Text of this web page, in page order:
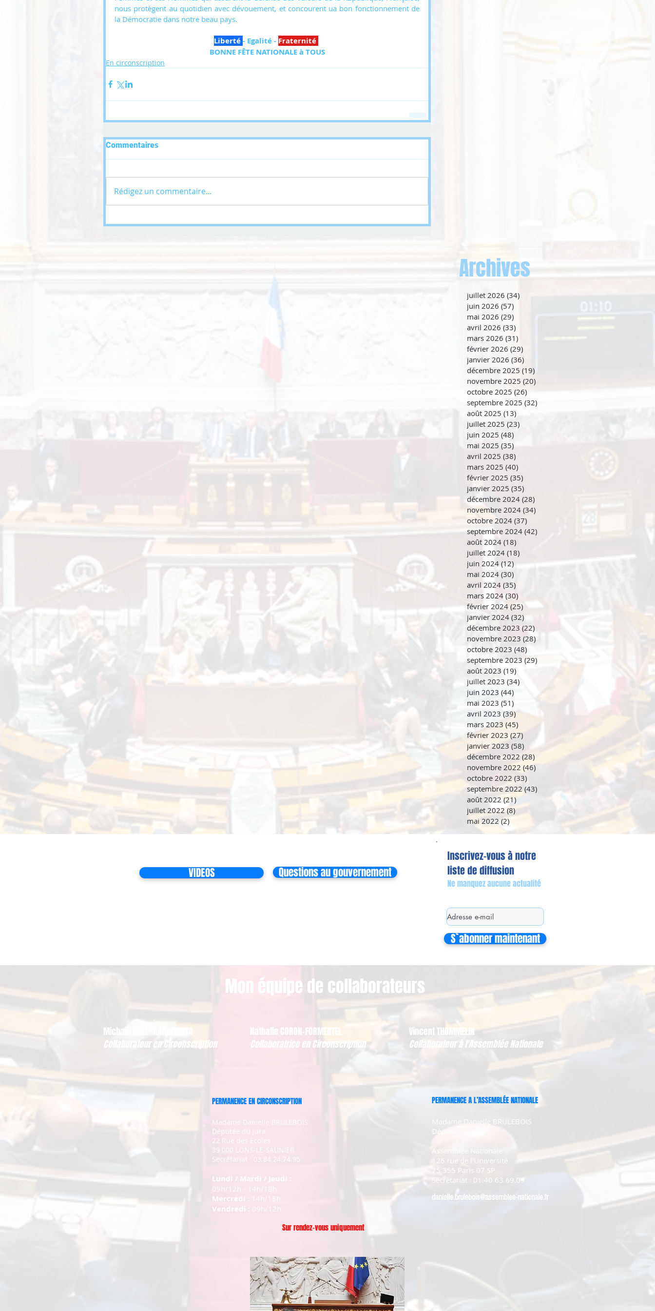
nous protègent au quotidien avec dévouement, et concourent ua bon fonctionnement de
la Démocratie dans notre beau pays.
Liberté - Egalité - Fraternité
BONNE FÊTE NATIONALE à TOUS
En circonscription
Commentaires
Rédigez un commentaire...
Archives
juillet 2026 (34)
juin 2026 (57)
mai 2026 (29)
avril 2026 (33)
mars 2026 (31) 31 posts
février 2026 (29)
janvier 2026 (36)
décembre 2025 (19)
novembre 2025 (20)
octobre 2025 (26)
septembre 2025 (32)
août 2025 (13)
juillet 2025 (23)
juin 2025 (48)
mai 2025 (35)
avril 2025 (38)
mars 2025 (40)
février 2025 (35)
janvier 2025 (35)
décembre 2024 (28)
novembre 2024 (34)
octobre 2024 (37)
septembre 2024 (42)
août 2024 (18)
juillet 2024 (18)
juin 2024 (12) 12 posts
mai 2024 (30)
avril 2024 (35)
mars 2024 (30)
février 2024 (25) 25 posts
janvier 2024 (32)
décembre 2023 (22)
novembre 2023 (28)
octobre 2023 (48)
septembre 2023 (29)
août 2023 (19)
juillet 2023 (34)
juin 2023 (44)
mai 2023 (51)
avril 2023 (39)39 posts
mars 2023 (45) 45 posts
février 2023 (27)
janvier 2023 (58) 58 posts
décembre 2022 (28)
novembre 2022 (46)
octobre 2022 (33)
septembre 2022 (43)
août 2022 (21)
juillet 2022 (8)
mai 2022 (2)
VIDEOS Questions au gouvernement
Inscrivez-vous à notre
liste de diffusion
Ne manquez aucune actualité
S`abonner maintenant
Mon équipe de collaborateurs
Michaël MIEL-MARGERETTA
Collaborateur en Circonscription
Vincent THOMMELIN
Collaborateur à l'Assemblée Nationale
Nathalie CORON-FORMENTEL
Collaboratrice en Circonscription
PERMANENCE EN CIRCONSCRIPTION
Madame Danielle BRULEBOIS
Députée du Jura
22 Rue des Ecoles
39 000 LONS-LE-SAUNIER
Secrétariat : 03.84.24.74.95
Lundi / Mardi / Jeudi :
09h/12h - 14h/18h
Mercredi : 14h/18h
Vendredi : 09h/12h
PERMANENCE A L’ASSEMBLÉE NATIONALE
Madame Danielle BRULEBOIS
Députée du Jura
Assemblée Nationale
126 rue de l'Université
75 355 Paris 07 SP
Secrétariat : 01.40.63.69.09
danielle.brulebois@assemblee-nationale.fr
Sur rendez-vous uniquement